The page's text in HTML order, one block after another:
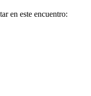
en este encuentro: